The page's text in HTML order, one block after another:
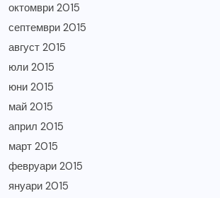
октомври 2015
септември 2015
август 2015
юли 2015
юни 2015
май 2015
април 2015
март 2015
февруари 2015
януари 2015